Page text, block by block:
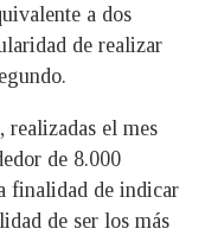
a dos
de realizar
realizadas el mes
de 8.000
finalidad de indicar
de ser los más